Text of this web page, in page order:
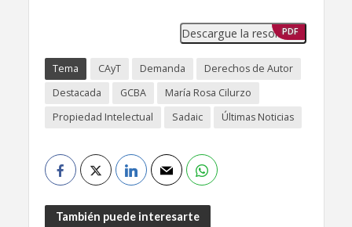
Descargue la resolución
PDF
Tema CAyT Demanda
Derechos de Autor
Destacada
GCBA
María Rosa Cilurzo
Propiedad Intelectual
Sadaic Últimas Noticias
También puede interesarte